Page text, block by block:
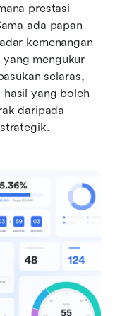
prestasi
ada papan
kemenangan
yang mengukur
selaras,
yang boleh
daripada